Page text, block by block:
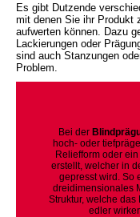
Es gibt Dutzende
mit denen Sie ihr Produkt
aufwerten können. Dazu
Lackierungen oder
sind auch Stanzungen
Problem.
Bei der
hoch- oder
Reliefform oder
erstellt, welcher in
gepresst wird. So
dreidimensionales
Struktur, welche das
edler